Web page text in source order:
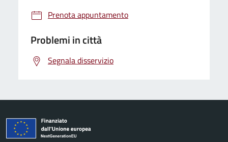
Prenota appuntamento
Problemi in città
Segnala disservizio